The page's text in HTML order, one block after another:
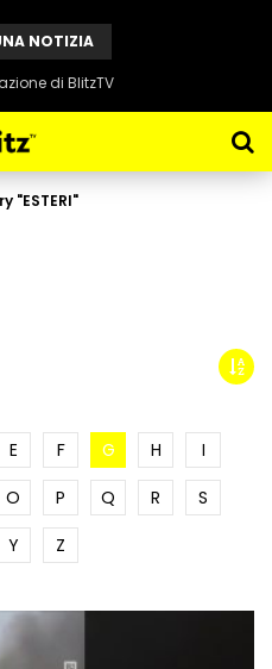
NOTIZIA
di BlitzTV
"ESTERI"
E F G H
I
O P Q R
S
Y Z